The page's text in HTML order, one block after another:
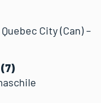
City (Can) –
(7)